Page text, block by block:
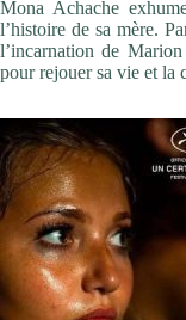
Mona Achache
l’histoire de sa mère.
l’incarnation de
pour rejouer sa vie et la